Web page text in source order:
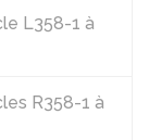
L358-1 à
R358-1 à